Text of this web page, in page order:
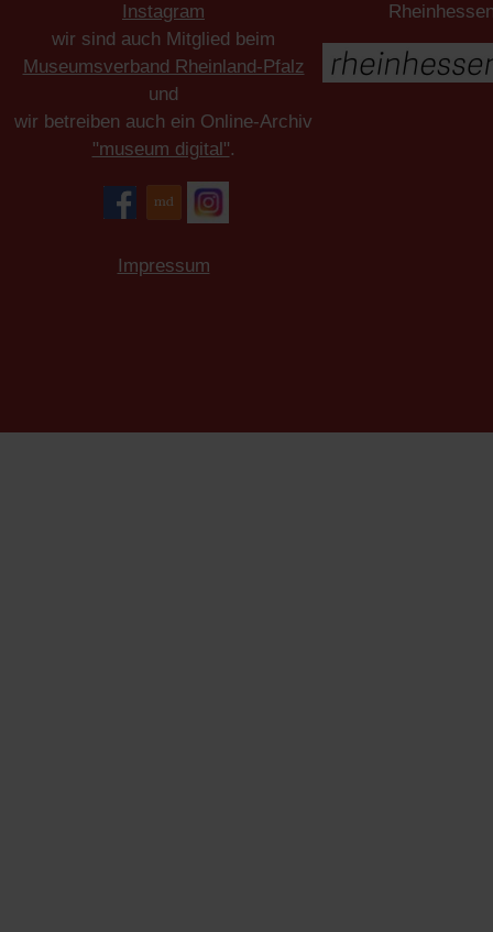
Instagram
wir sind auch Mitglied beim
Museumsverband Rheinland-Pfalz
und
wir betreiben auch ein Online-Archiv
"museum digital".
Impressum